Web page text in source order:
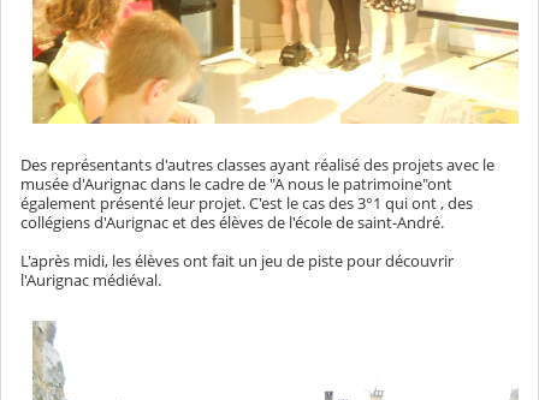
Des représentants d'autres classes ayant réalisé des projets avec le
musée d'Aurignac dans le cadre de "A nous le patrimoine"ont
également présenté leur projet. C'est le cas des 3°1 qui ont , des
collégiens d'Aurignac et des élèves de l'école de saint-André.
L'après midi, les élèves ont fait un jeu de piste pour découvrir
l'Aurignac médiéval.